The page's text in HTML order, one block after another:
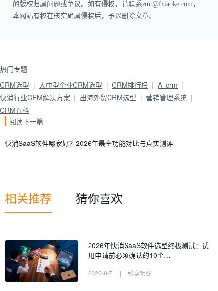
的版权归属问题或争议。如有侵权，请联系zmt@fxiaoke.com，
本网站有权在核实确属侵权后，予以删除文章。
热门专题
CRM选型
大中型企业CRM选型 CRM排行榜
AI crm
快消行业CRM解决方案
出海外贸CRM选型
营销管理系统
CRM百科
阅读下一篇
快消SaaS软件哪家好？2026年最全功能对比与真实测评
相关推荐 猜你喜欢
2026年快消SaaS软件选型终极测试：试
用申请前必须确认的10个…
2026-8-7 | 纷享销客